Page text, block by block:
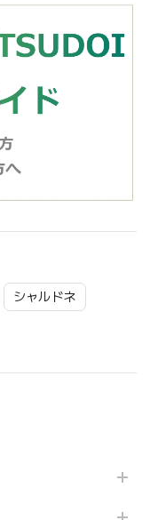
シャルドネ